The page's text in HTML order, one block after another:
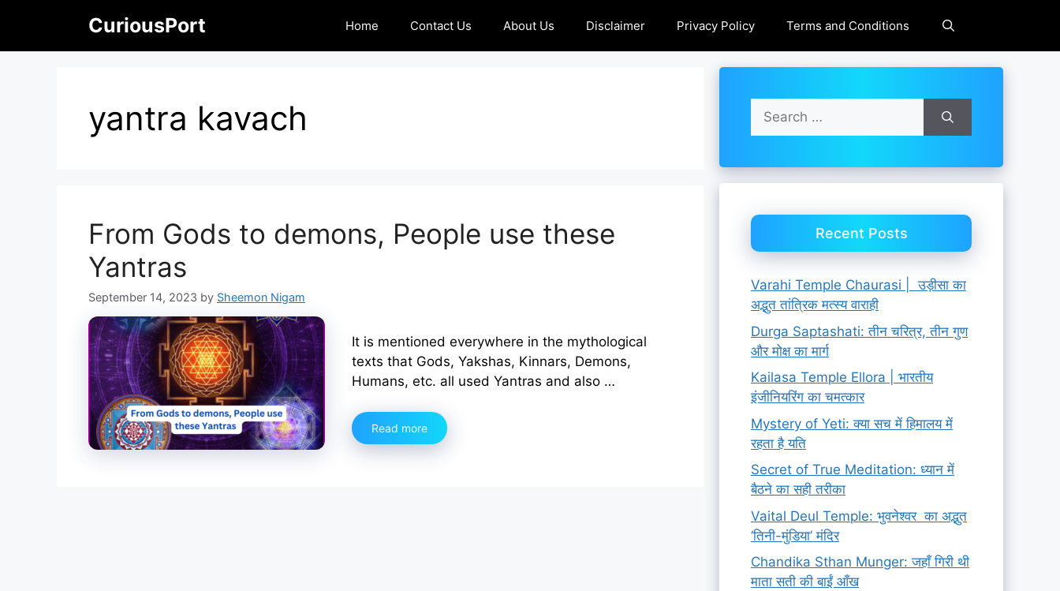
content
CuriousPort Home Contact Us About Us Disclaimer Privacy Policy Terms and Conditions
yantra kavach
From Gods to demons, People use these
Yantras
September 14, 2023 by Sheemon Nigam
It is mentioned everywhere in the mythological
texts that Gods, Yakshas, Kinnars, Demons,
Humans, etc. all used Yantras and also …
Read more
Search
for:
Recent Posts
Varahi Temple Chaurasi | उड़ीसा का
अद्भुत तांत्रिक मत्स्य वाराही
Durga Saptashati: तीन चरित्र, तीन गुण
और मोक्ष का मार्ग
Kailasa Temple Ellora | भारतीय
इंजीनियरिंग का चमत्कार
Mystery of Yeti: क्या सच में हिमालय में
रहता है यति
Secret of True Meditation: ध्यान में
बैठने का सही तरीका
Vaital Deul Temple: भुवनेश्वर का अद्भुत
‘तिनी-मुंडिया’ मंदिर
Chandika Sthan Munger: जहाँ गिरी थी
माता सती की बाईं आँख